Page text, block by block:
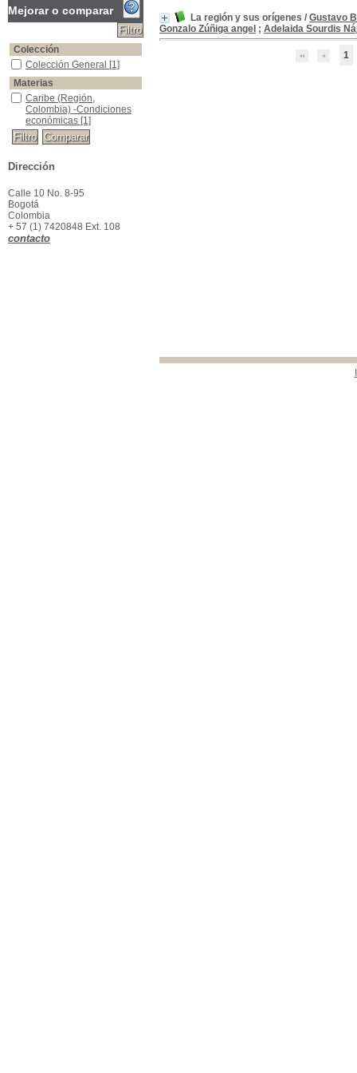
La región y sus orígenes / Gustavo
Gonzalo Zúñiga angel ; Adelaida Sourdis
1
Mejorar o comparar
Colección
Colección General
Colección General [1]
Materias
Caribe (Región, Colombia) -Condiciones económicas
Caribe (Región,
Colombia) -Condiciones
económicas [1]
Dirección
Calle 10 No. 8-95
Bogotá
Colombia
+ 57 (1) 7420848 Ext. 108
contacto